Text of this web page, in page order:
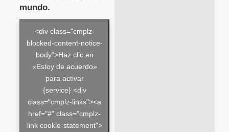
mundo.
<div class="cmplz-
blocked-content-notice-
body">Haz clic en
«Estoy de acuerdo»
para activar
{service} <div
class="cmplz-links"><a
href="#" class="cmplz-
link cookie-statement">